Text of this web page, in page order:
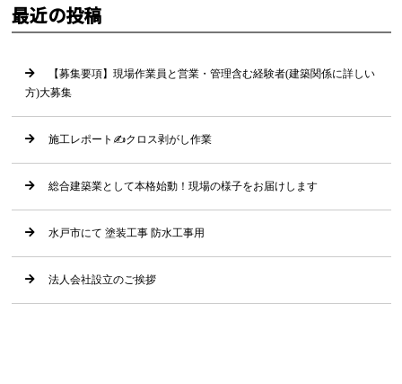
最近の投稿
【募集要項】現場作業員と営業・管理含む経験者(建築関係に詳しい
方)大募集
施工レポート✍クロス剥がし作業
総合建築業として本格始動！現場の様子をお届けします
水戸市にて 塗装工事 防水工事用
法人会社設立のご挨拶